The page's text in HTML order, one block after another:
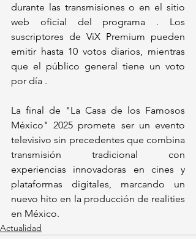
durante las transmisiones o en el sitio
web oficial del programa . Los
suscriptores de ViX Premium pueden
emitir hasta 10 votos diarios, mientras
que el público general tiene un voto
por día .
La final de "La Casa de los Famosos
México" 2025 promete ser un evento
televisivo sin precedentes que combina
transmisión tradicional con
experiencias innovadoras en cines y
plataformas digitales, marcando un
nuevo hito en la producción de realities
en México.
Actualidad